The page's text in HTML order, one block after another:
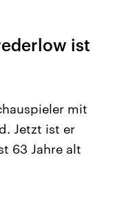
ist
mit
Jetzt ist er
63 Jahre alt